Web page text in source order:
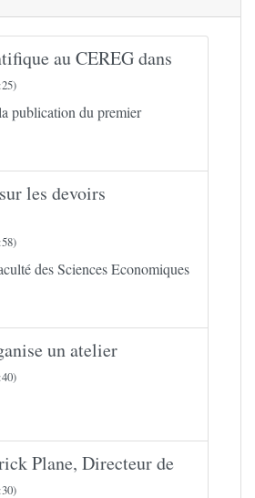
au CEREG dans
publication du premier
les devoirs
des Sciences Economiques
un atelier
Plane, Directeur de